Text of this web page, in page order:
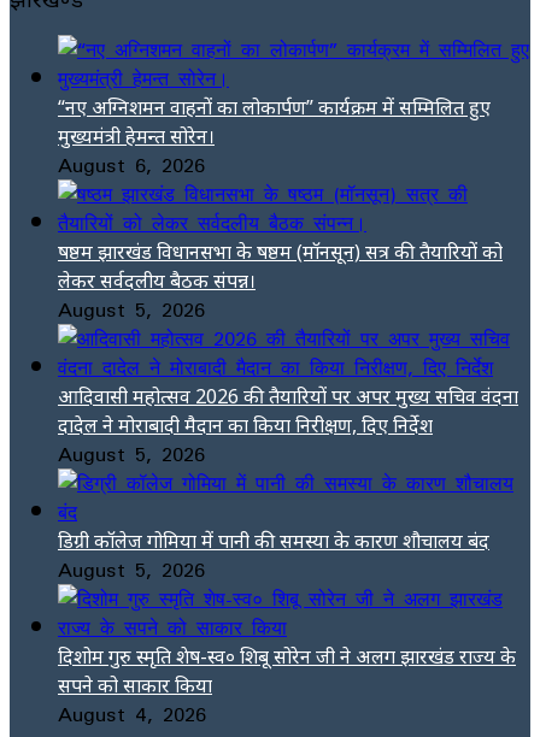
“नए अग्निशमन वाहनों का लोकार्पण” कार्यक्रम में सम्मिलित हुए
मुख्यमंत्री हेमन्त सोरेन।
August 6, 2026
षष्ठम झारखंड विधानसभा के षष्ठम (मॉनसून) सत्र की तैयारियों को
लेकर सर्वदलीय बैठक संपन्न।
August 5, 2026
आदिवासी महोत्सव 2026 की तैयारियों पर अपर मुख्य सचिव वंदना
दादेल ने मोराबादी मैदान का किया निरीक्षण, दिए निर्देश
August 5, 2026
डिग्री कॉलेज गोमिया में पानी की समस्या के कारण शौचालय बंद
August 5, 2026
दिशोम गुरु स्मृति शेष-स्व० शिबू सोरेन जी ने अलग झारखंड राज्य के
सपने को साकार किया
August 4, 2026